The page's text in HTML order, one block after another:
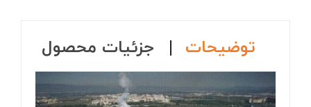
توضیحات جزئیات محصول